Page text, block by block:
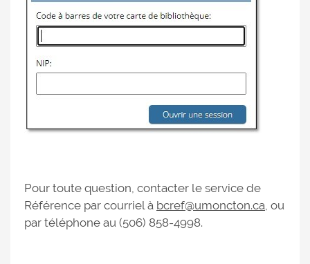
Pour toute question, contacter le service de
Référence par courriel à bcref@umoncton.ca, ou
par téléphone au (506) 858-4998.